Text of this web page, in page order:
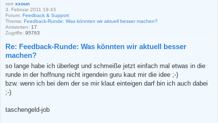
von xxoun
3. Februar 2011 19:43
Forum: Feedback & Support
Thema: Feedback-Runde: Was könnten wir aktuell besser machen?
Antworten: 17
Zugriffe: 95763
Re: Feedback-Runde: Was könnten wir aktuell besser
machen?
so lange habe ich überlegt und schmeiße jetzt einfach mal etwas in die
runde in der hoffnung nicht irgendein guru kaut mir die idee ;-)
bzw. wenn ich bei dem der se mir klaut einteigen darf bin ich auch dabei
;-)
taschengeld-job